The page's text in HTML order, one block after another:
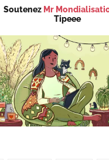
Soutenez Mr
Tipeee